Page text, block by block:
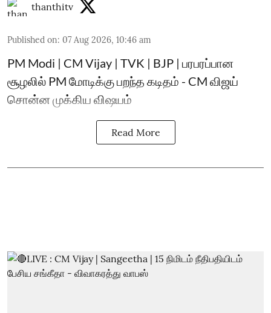
thanthitv
Published on: 07 Aug 2026, 10:46 am
PM Modi | CM Vijay | TVK | BJP | பரபரப்பான
சூழலில் PM மோடிக்கு பறந்த கடிதம் - CM விஜய்
சொன்ன முக்கிய விஷயம்
Read More